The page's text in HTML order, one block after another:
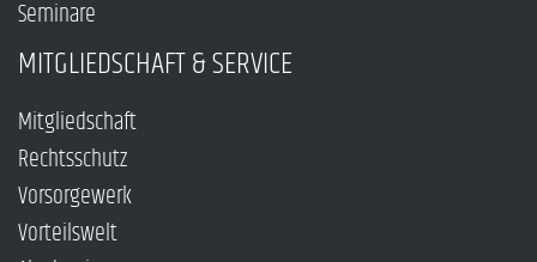
Seminare
MITGLIEDSCHAFT & SERVICE
Mitgliedschaft
Rechtsschutz
Vorsorgewerk
Vorteilswelt